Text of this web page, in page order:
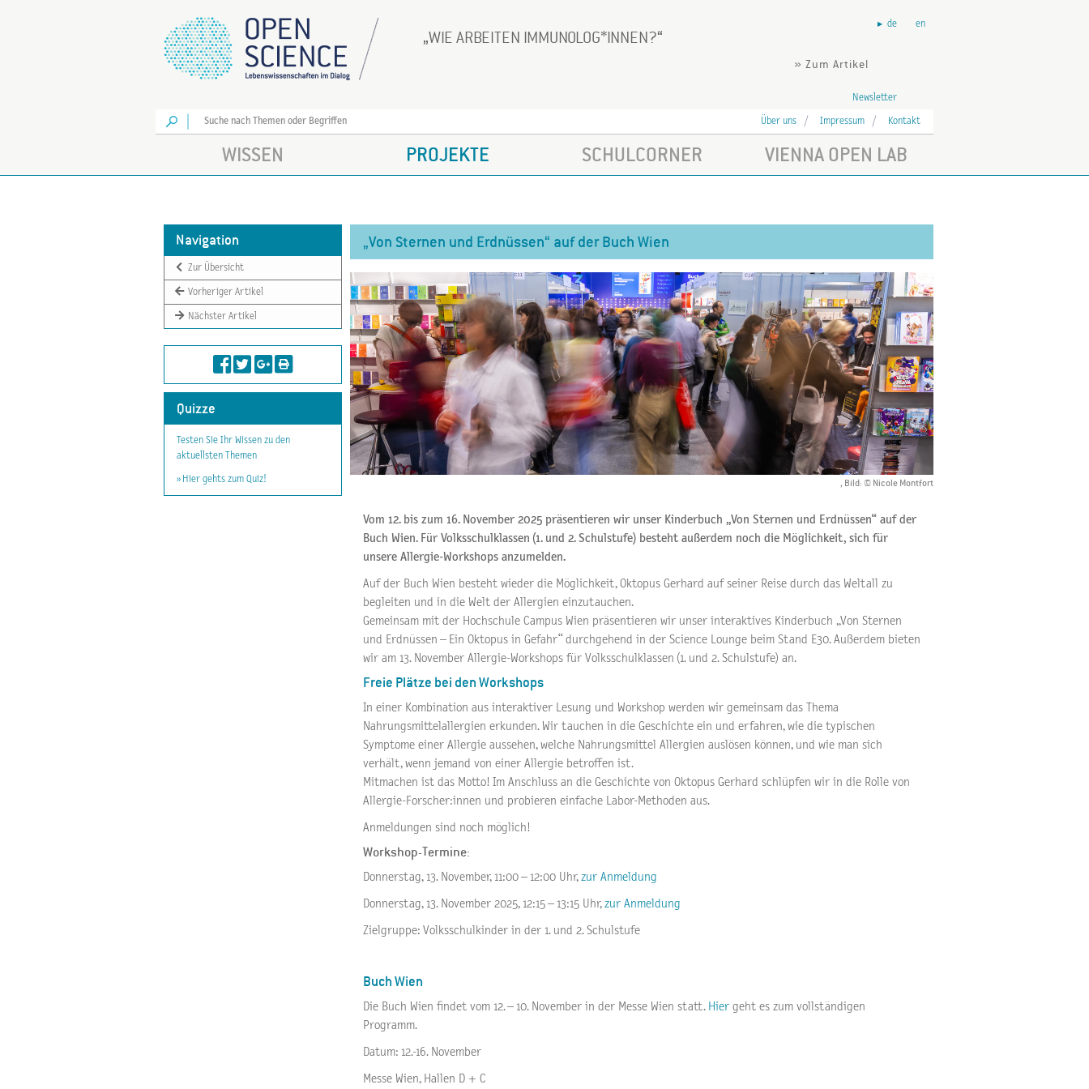
WIE ARBEITEN IMMUNOLOG*INNEN?
» Zum Artikel
de en
Newsletter
Los
Über uns Impressum Kontakt
WISSEN PROJEKTE SCHULCORNER VIENNA OPEN LAB
Navigation
Zur Übersicht
Vorheriger Artikel
Nächster Artikel
Quizze
Testen Sie Ihr Wissen zu den
aktuellsten Themen
» Hier gehts zum Quiz!
„Von Sternen und Erdnüssen“ auf der Buch Wien
, Bild: © Nicole Montfort
Vom 12. bis zum 16. November 2025 präsentieren wir unser Kinderbuch „Von Sternen und Erdnüssen“ auf der
Buch Wien. Für Volksschulklassen (1. und 2. Schulstufe) besteht außerdem noch die Möglichkeit, sich für
unsere Allergie-Workshops anzumelden.
Auf der Buch Wien besteht wieder die Möglichkeit, Oktopus Gerhard auf seiner Reise durch das Weltall zu
begleiten und in die Welt der Allergien einzutauchen.
Gemeinsam mit der Hochschule Campus Wien präsentieren wir unser interaktives Kinderbuch „Von Sternen
und Erdnüssen – Ein Oktopus in Gefahr“ durchgehend in der Science Lounge beim Stand E30. Außerdem bieten
wir am 13. November Allergie-Workshops für Volksschulklassen (1. und 2. Schulstufe) an.
Freie Plätze bei den Workshops
In einer Kombination aus interaktiver Lesung und Workshop werden wir gemeinsam das Thema
Nahrungsmittelallergien erkunden. Wir tauchen in die Geschichte ein und erfahren, wie die typischen
Symptome einer Allergie aussehen, welche Nahrungsmittel Allergien auslösen können, und wie man sich
verhält, wenn jemand von einer Allergie betroffen ist.
Mitmachen ist das Motto! Im Anschluss an die Geschichte von Oktopus Gerhard schlüpfen wir in die Rolle von
Allergie-Forscher:innen und probieren einfache Labor-Methoden aus.
Anmeldungen sind noch möglich!
Workshop-Termine:
Donnerstag, 13. November, 11:00 – 12:00 Uhr, zur Anmeldung
Donnerstag, 13. November 2025, 12:15 – 13:15 Uhr, zur Anmeldung
Zielgruppe: Volksschulkinder in der 1. und 2. Schulstufe
Buch Wien
Die Buch Wien findet vom 12. – 10. November in der Messe Wien statt. Hier geht es zum vollständigen
Programm.
Datum: 12.-16. November
Messe Wien, Hallen D + C